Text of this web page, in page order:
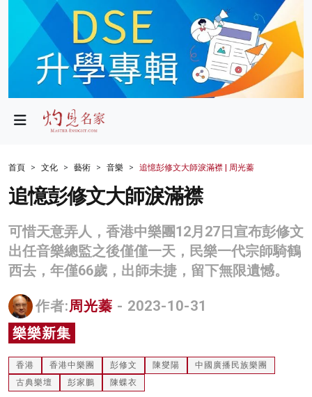
政局
財經
生活
商業
科技
影片
名家榜
灼見活動
關於我們
首頁 文化 藝術 音樂 追憶彭修文大師淚滿襟 | 周光蓁
追憶彭修文大師淚滿襟
可惜天意弄人，香港中樂團12月27日宣布彭修文
出任音樂總監之後僅僅一天，民樂一代宗師騎鶴
西去，年僅66歲，出師未捷，留下無限遺憾。
作者:周光蓁 - 2023-10-31
樂樂新集
香港 香港中樂團 彭修文 陳燮陽
中國廣播民族樂團
古典樂壇
彭家鵬 陳蝶衣